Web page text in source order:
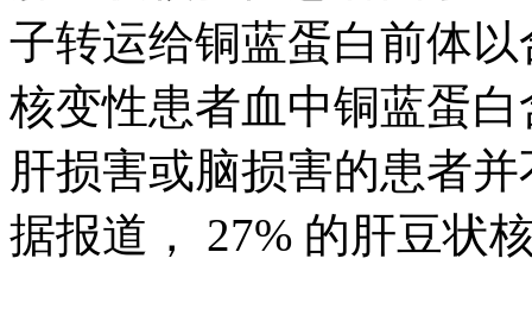
子转运给铜蓝蛋白前体
核变性患者血中铜蓝蛋
肝损害或脑损害的患者
据报道， 27% 的肝豆状